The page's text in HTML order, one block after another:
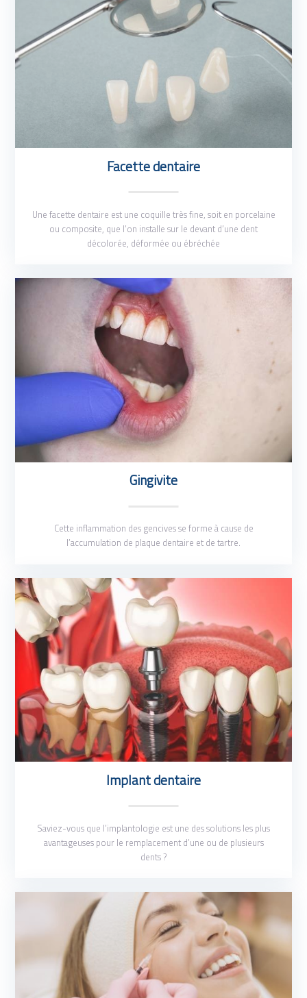
Facette dentaire
Une facette dentaire est une coquille très fine, soit en porcelaine
ou composite, que l’on installe sur le devant d’une dent
décolorée, déformée ou ébréchée
Gingivite
Cette inflammation des gencives se forme à cause de
l’accumulation de plaque dentaire et de tartre.
Implant dentaire
Saviez-vous que l’implantologie est une des solutions les plus
avantageuses pour le remplacement d’une ou de plusieurs
dents ?